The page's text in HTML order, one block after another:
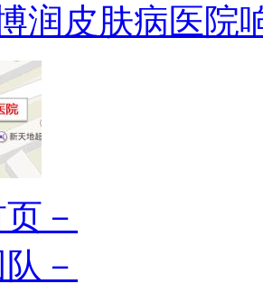
润皮肤病医院
－
－